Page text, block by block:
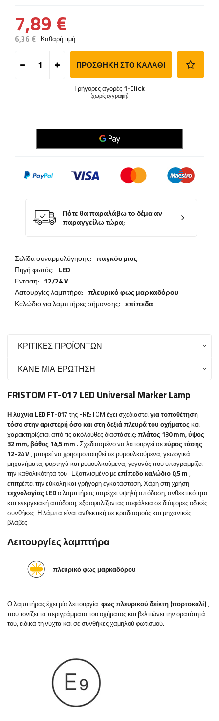
7,89 €
6,36 € Καθαρή τιμή
ΠΡΟΣΘΉΚΗ ΣΤΟ ΚΑΛΆΘΙ
Γρήγορες αγορές 1-Click
(χωρίς εγγραφή)
Πότε θα παραλάβω το δέμα αν
παραγγείλω τώρα;
Σελίδα συναρμολόγησης: παγκόσμιος
Πηγή φωτός: LED
Ενταση: 12/24 V
Λειτουργίες λαμπτήρα: πλευρικό φως μαρκαδόρου
Καλώδιο για λαμπτήρες σήμανσης: επίπεδα
ΚΡΙΤΙΚΈΣ ΠΡΟΪΌΝΤΩΝ
ΚΆΝΕ ΜΙΑ ΕΡΏΤΗΣΗ
FRISTOM FT-017 LED Universal Marker Lamp
Η λυχνία LED FT-017 της FRISTOM έχει σχεδιαστείγια τοποθέτηση
τόσο στην αριστερή όσο και στη δεξιά πλευρά του οχήματοςκαι
χαρακτηρίζεται από τις ακόλουθες διαστάσεις: πλάτος 130 mm, ύψος
32 mm, βάθος 14,5 mm . Σχεδιασμένο να λειτουργεί σεεύρος τάσης
12-24 V, μπορεί να χρησιμοποιηθεί σε ρυμουλκούμενα, γεωργικά
μηχανήματα, φορτηγά και ρυμουλκούμενα, γεγονός που υπογραμμίζει
την καθολικότητά του . Εξοπλισμένο μεεπίπεδο καλώδιο 0,5 m ,
επιτρέπει την εύκολη και γρήγορη εγκατάσταση. Χάρη στη χρήση
τεχνολογίας LEDο λαμπτήρας παρέχει υψηλή απόδοση, ανθεκτικότητα
και ενεργειακή απόδοση, εξασφαλίζοντας ασφάλεια σε διάφορες οδικές
συνθήκες. Η λάμπα είναι ανθεκτική σε κραδασμούς και μηχανικές
βλάβες.
Λειτουργίες λαμπτήρα
πλευρικό φως μαρκαδόρου
Ο λαμπτήρας έχει μία λειτουργία: φως πλευρικού δείκτη (πορτοκαλί),
που τονίζει τα περιγράμματα του οχήματος και βελτιώνει την ορατότητά
του, ειδικά τη νύχτα και σε συνθήκες χαμηλού φωτισμού.